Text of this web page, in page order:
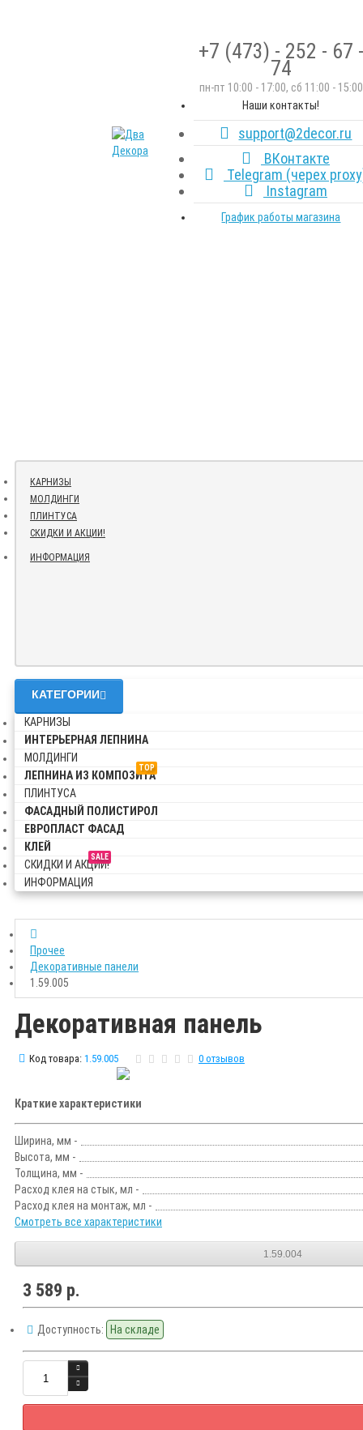
+7 (473) - 252 - 67 -
74
пн-пт 10:00 - 17:00, сб 11:00 - 15:00
Наши контакты!
support@2decor.ru
ВКонтакте
Telegram (черех
Instagram
График работы магазина
КАРНИЗЫ
МОЛДИНГИ
ПЛИНТУСА
СКИДКИ И АКЦИИ!
ИНФОРМАЦИЯ
КАТЕГОРИИ
КАРНИЗЫ
ИНТЕРЬЕРНАЯ ЛЕПНИНА
МОЛДИНГИ
TOP
ЛЕПНИНА ИЗ КОМПОЗИТА
ПЛИНТУСА
ФАСАДНЫЙ ПОЛИСТИРОЛ
ЕВРОПЛАСТ ФАСАД
КЛЕЙ
SALE
СКИДКИ И АКЦИИ!
ИНФОРМАЦИЯ
Прочее
Декоративные панели
1.59.005
Декоративная панель
Код товара: 1.59.005 0 отзывов
Краткие характеристики
Ширина, мм -
Высота, мм -
Толщина, мм -
Расход клея на стык, мл -
Расход клея на монтаж, мл -
Смотреть все характеристики
1.59.004
3 589 р.
Доступность: На складе